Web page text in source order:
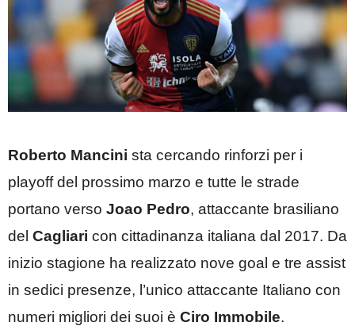
Roberto Mancini sta cercando rinforzi per i
playoff del prossimo marzo e tutte le strade
portano verso Joao Pedro, attaccante brasiliano
del Cagliari con cittadinanza italiana dal 2017. Da
inizio stagione ha realizzato nove goal e tre assist
in sedici presenze, l’unico attaccante Italiano con
numeri migliori dei suoi è Ciro Immobile.